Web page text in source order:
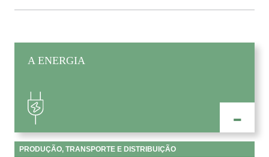
A ENERGIA
-
PRODUÇÃO, TRANSPORTE E DISTRIBUIÇÃO